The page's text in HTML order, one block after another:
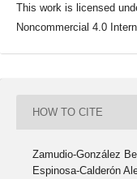
This work is licensed
Noncommercial 4.0
HOW TO CITE
Zamudio-González
Espinosa-Calderón